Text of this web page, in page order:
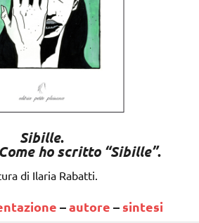
Sibille.
Come ho scritto “Sibille”.
di Ilaria Rabatti.
–autore – sintesi